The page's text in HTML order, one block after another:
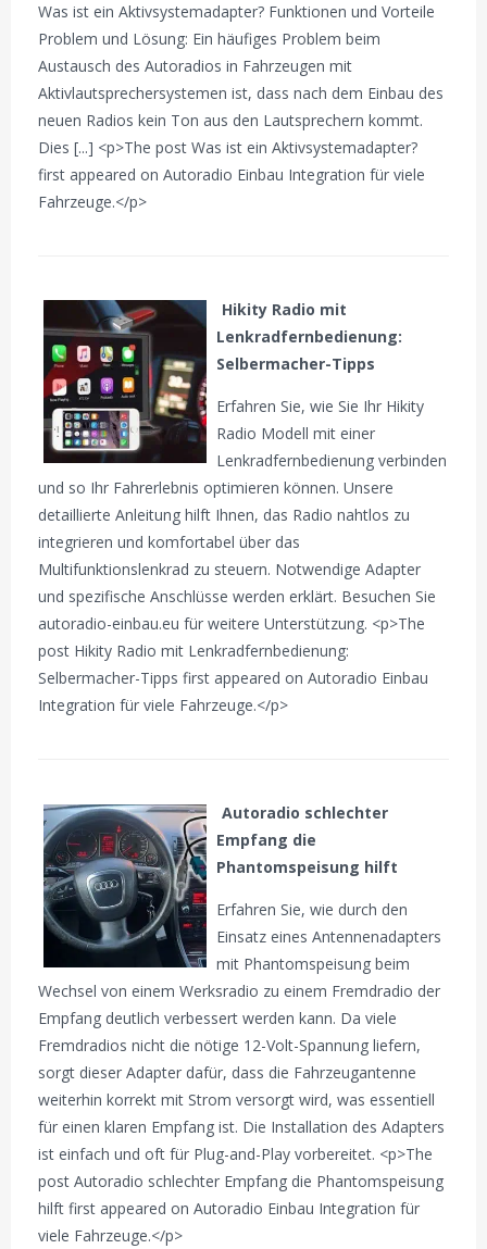
Was ist ein Aktivsystemadapter? Funktionen und Vorteile
Problem und Lösung: Ein häufiges Problem beim
Austausch des Autoradios in Fahrzeugen mit
Aktivlautsprechersystemen ist, dass nach dem Einbau des
neuen Radios kein Ton aus den Lautsprechern kommt.
Dies [...] <p>The post Was ist ein Aktivsystemadapter?
first appeared on Autoradio Einbau Integration für viele
Fahrzeuge.</p>
Hikity Radio mit
Lenkradfernbedienung:
Selbermacher-Tipps
Erfahren Sie, wie Sie Ihr Hikity
Radio Modell mit einer
Lenkradfernbedienung verbinden
und so Ihr Fahrerlebnis optimieren können. Unsere
detaillierte Anleitung hilft Ihnen, das Radio nahtlos zu
integrieren und komfortabel über das
Multifunktionslenkrad zu steuern. Notwendige Adapter
und spezifische Anschlüsse werden erklärt. Besuchen Sie
autoradio-einbau.eu für weitere Unterstützung. <p>The
post Hikity Radio mit Lenkradfernbedienung:
Selbermacher-Tipps first appeared on Autoradio Einbau
Integration für viele Fahrzeuge.</p>
Autoradio schlechter
Empfang die
Phantomspeisung hilft
Erfahren Sie, wie durch den
Einsatz eines Antennenadapters
mit Phantomspeisung beim
Wechsel von einem Werksradio zu einem Fremdradio der
Empfang deutlich verbessert werden kann. Da viele
Fremdradios nicht die nötige 12-Volt-Spannung liefern,
sorgt dieser Adapter dafür, dass die Fahrzeugantenne
weiterhin korrekt mit Strom versorgt wird, was essentiell
für einen klaren Empfang ist. Die Installation des Adapters
ist einfach und oft für Plug-and-Play vorbereitet. <p>The
post Autoradio schlechter Empfang die Phantomspeisung
hilft first appeared on Autoradio Einbau Integration für
viele Fahrzeuge.</p>